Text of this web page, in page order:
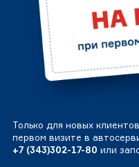
Только для новых
первом визите в
+7 (343)302-17-80 или